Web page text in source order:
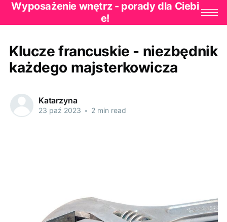
Wyposażenie wnętrz - porady dla Ciebi
e!
Klucze francuskie - niezbędnik
każdego majsterkowicza
Katarzyna
23 paź 2023 • 2 min read